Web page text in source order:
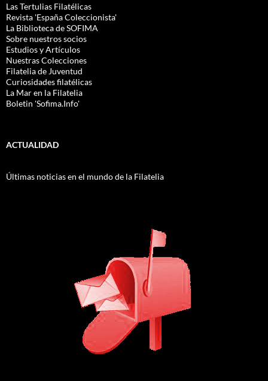
Las Tertulias Filatélicas
Revista 'España Coleccionista'
La Biblioteca de SOFIMA
Sobre nuestros socios
Estudios y Artículos
Nuestras Colecciones
Filatelia de Juventud
Curiosidades filatélicas
La Mar en la Filatelia
Boletin 'Sofima.Info'
ACTUALIDAD
Últimas noticias en el mundo de la Filatelia